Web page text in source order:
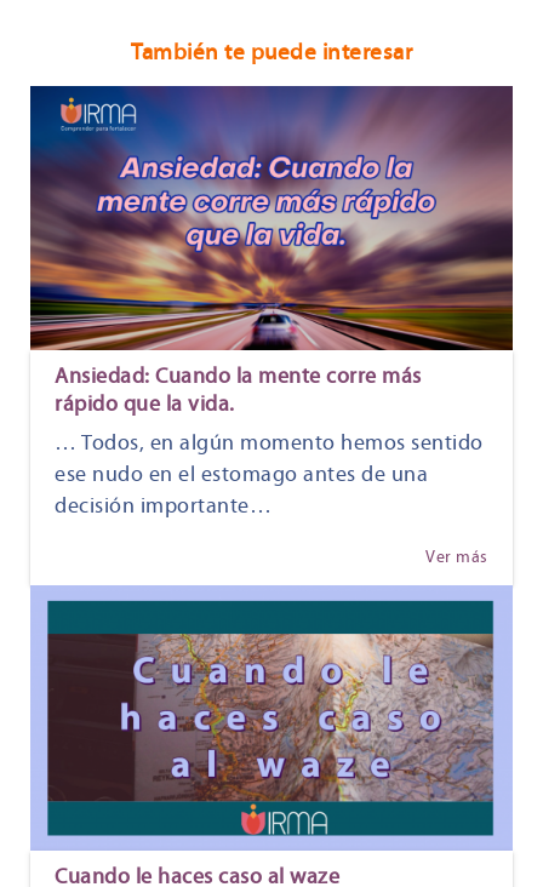
También te puede interesar
Ansiedad: Cuando la mente corre más
rápido que la vida.
… Todos, en algún momento hemos sentido
ese nudo en el estomago antes de una
decisión importante…
Ver más
Cuando le haces caso al waze